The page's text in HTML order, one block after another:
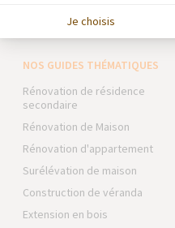
Mentions légales
NOS GUIDES THÉMATIQUES
Rénovation de résidence
secondaire
Rénovation de Maison
Rénovation d'appartement
Surélévation de maison
Construction de véranda
Extension en bois
Je choisis